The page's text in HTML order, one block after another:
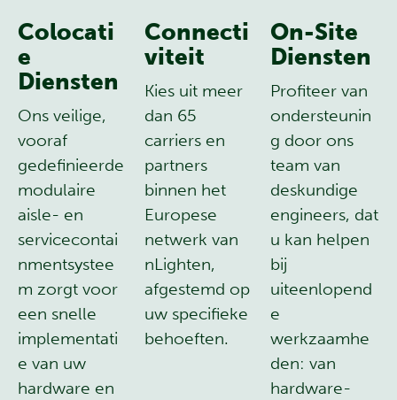
Colocati
e
Diensten
Ons veilige,
vooraf
gedefinieerde
modulaire
aisle- en
servicecontai
nmentsystee
m zorgt voor
een snelle
implementati
e van uw
hardware en
Connecti
viteit
Kies uit meer
dan 65
carriers en
partners
binnen het
Europese
netwerk van
nLighten,
afgestemd op
uw specifieke
behoeften.
On-Site
Diensten
Profiteer van
ondersteunin
g door ons
team van
deskundige
engineers, dat
u kan helpen
bij
uiteenlopend
e
werkzaamhe
den: van
hardware-